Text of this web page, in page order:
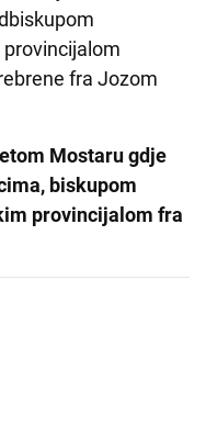
fra Jozom
Mostaru gdje
biskupom
provincijalom fra